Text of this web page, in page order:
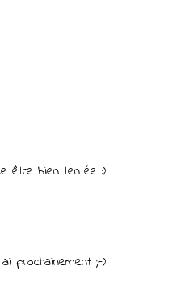
être bien tentée :)
prochainement ;-)